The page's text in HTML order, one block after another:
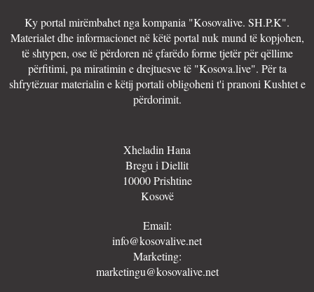
Ky portal mirëmbahet nga kompania "Kosovalive. SH.P.K".
Materialet dhe informacionet në këtë portal nuk mund të kopjohen,
të shtypen, ose të përdoren në çfarëdo forme tjetër për qëllime
përfitimi, pa miratimin e drejtuesve të "Kosova.live". Për ta
shfrytëzuar materialin e këtij portali obligoheni t'i pranoni Kushtet e
përdorimit.
Xheladin Hana
Bregu i Diellit
10000 Prishtine
Kosovë
Email:
info@kosovalive.net
Marketing:
marketingu@kosovalive.net